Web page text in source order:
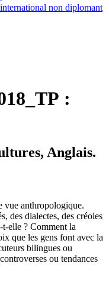
non diplomant
:
Anglais.
vue anthropologique.
des dialectes, des créoles
elle ? Comment la
que les gens font avec la
bilingues ou
ou tendances